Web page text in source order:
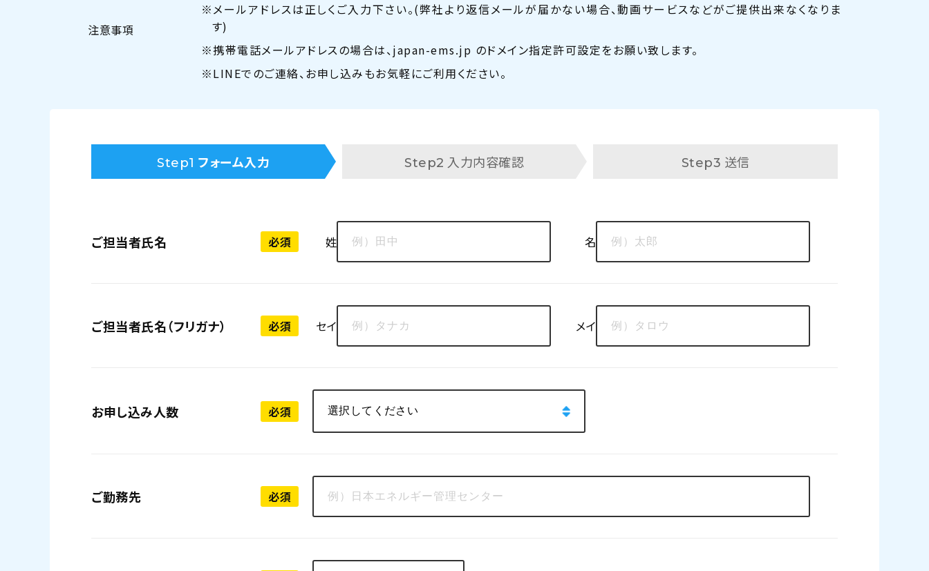
注意事項
※メールアドレスは正しくご入力下さい。(弊社より返信メールが届かない場合、動画サービスなどがご提供出来なくなりま
す)
※携帯電話メールアドレスの場合は、japan-ems.jp のドメイン指定許可設定をお願い致します。
※LINEでのご連絡、お申し込みもお気軽にご利用ください。
Step1 フォーム入力 Step2 入力内容確認 Step3 送信
ご担当者氏名 必須 姓 名
ご担当者氏名（フリガナ） 必須 セイ メイ
お申し込み人数 必須
ご勤務先 必須